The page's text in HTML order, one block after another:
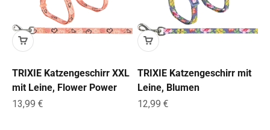
TRIXIE Katzengeschirr XXL
mit Leine, Flower Power
Angebot
13,99 €
TRIXIE Katzengeschirr mit
Leine, Blumen
Angebot
12,99 €